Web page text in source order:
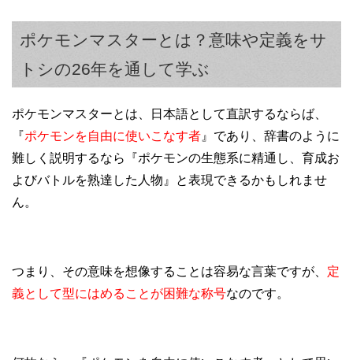
ポケモンマスターとは？意味や定義をサ
トシの26年を通して学ぶ
ポケモンマスターとは、日本語として直訳するならば、
『ポケモンを自由に使いこなす者 』であり、辞書のように
難しく説明するなら『ポケモンの生態系に精通し、育成お
よびバトルを熟達した人物』と表現できるかもしれませ
ん。
つまり、その意味を想像することは容易な言葉ですが、 定
義として型にはめることが困難な称号なのです。